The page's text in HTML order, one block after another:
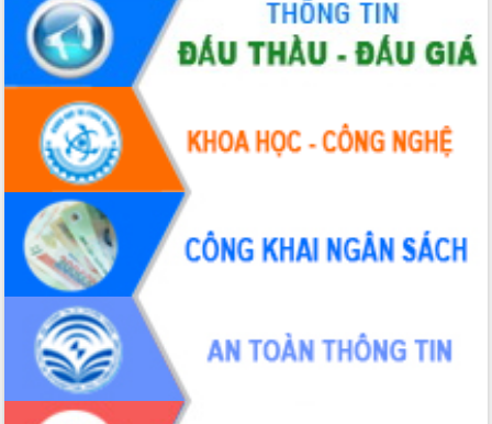
Phó Thủ tướng Hồ Quốc Dũng đánh giá
cao kết quả Chiến dịch Quang Trung
tại Đắk Lắk
Hội nghị Ban Chấp hành Đảng bộ tỉnh
Đắk Lắk lần thứ 2 (mở rộng)
Tập trung giải phóng mặt bằng, đẩy
nhanh tiến độ Tuyến đường bộ ven
Gỡ khó, khởi công xây dựng, sửa chữa
toàn bộ nhà ở cho hộ dân đúng tiến độ
đề ra
UBND tỉnh Đắk Lắk tổng kết công tác
quốc phòng, quân sự địa phương năm
2025
Tập trung triển khai quyết liệt, đồng bộ
các giải pháp nhằm thực hiện hiệu quả
các nhiệm vụ đề ra năm 2025
Phát huy vai trò của người có uy tín